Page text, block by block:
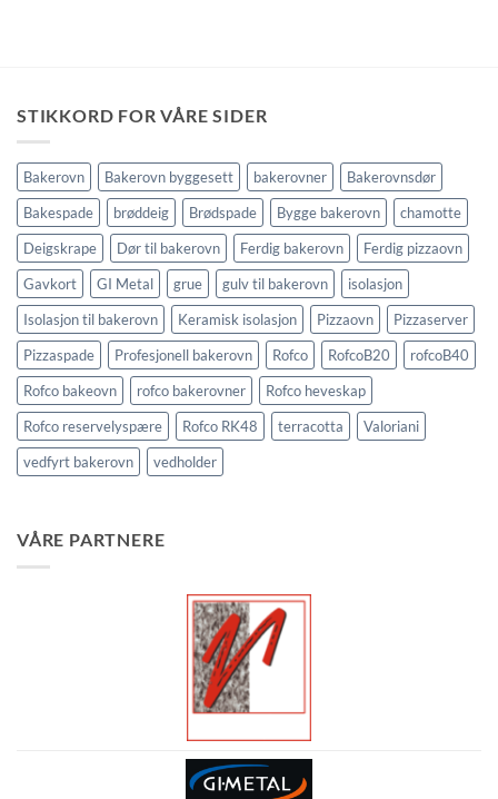
STIKKORD FOR VÅRE SIDER
Bakerovn Bakerovn byggesett bakerovner
Bakerovnsdør
Bakespade
brøddeig Brødspade Bygge bakerovn
chamotte
Deigskrape
Dør til bakerovn Ferdig bakerovn
Ferdig pizzaovn
Gavkort
GI Metal grue gulv til bakerovn
isolasjon
Isolasjon til bakerovn
Keramisk isolasjon Pizzaovn
Pizzaserver
Pizzaspade
Profesjonell bakerovn Rofco RofcoB20
rofcoB40
Rofco bakeovn
rofco bakerovner
Rofco heveskap
Rofco reservelyspære
Rofco RK48 terracotta
Valoriani
vedfyrt bakerovn
vedholder
VÅRE PARTNERE